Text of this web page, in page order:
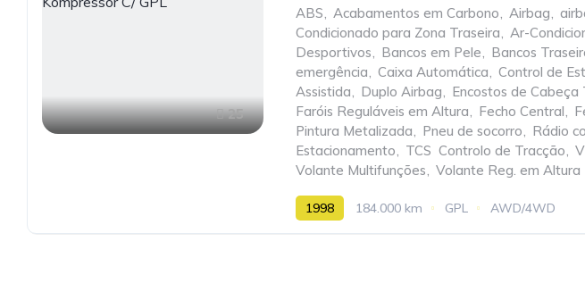
25
ABS, Acabamentos em Carbono, Airbag,
Condicionado para Zona Traseira, Ar-
Desportivos, Bancos em Pele, Bancos
emergência, Caixa Automática, Control de
Assistida, Duplo Airbag, Encostos de Cabeça
Faróis Reguláveis em Altura, Fecho Central,
Pintura Metalizada, Pneu de socorro, Rádio
Estacionamento, TCS  Controlo de Tracção,
Volante Multifunções, Volante Reg. em Altura
1998 184.000 km GPL AWD/4WD